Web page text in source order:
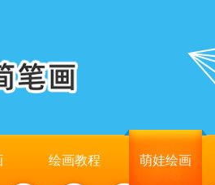
绘画教程 萌娃绘画